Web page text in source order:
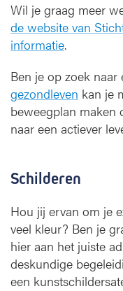
Wil je graag meer
de website van
informatie.
Ben je op zoek
gezondleven kan je
beweegplan maken
naar een actiever
Schilderen
Hou jij ervan om je
veel kleur? Ben je
hier aan het juiste
deskundige
een